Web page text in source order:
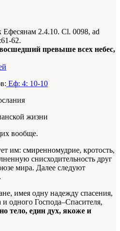
2.4.10. Сl. 0098, ad
62.
превыше всех небес,
Еф: 4: 10-10
жизни
вообще.
им: смиренномудрие, кротость,
снисходительность друг
мира. Далее следуют
имея одну надежду спасения,
одного Господа–Спасителя,
тело, един дух, якоже и